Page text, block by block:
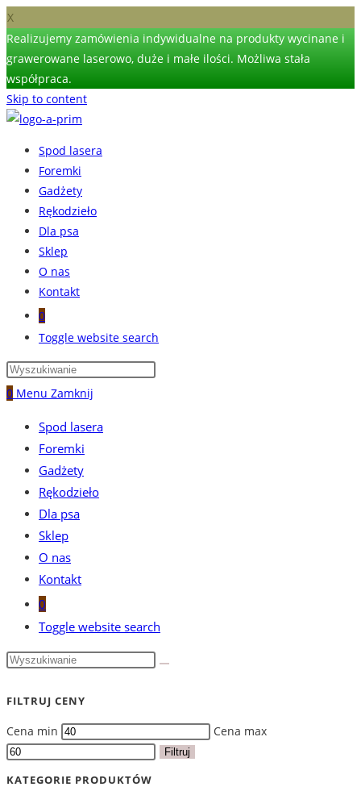
X
Realizujemy zamówienia indywidualne na produkty wycinane i
grawerowane laserowo, duże i małe ilości. Możliwa stała
współpraca.
Skip to content
Spod lasera
Foremki
Gadżety
Rękodzieło
Dla psa
Sklep
O nas
Kontakt
0
Toggle website search
0 Menu Zamknij
Spod lasera
Foremki
Gadżety
Rękodzieło
Dla psa
Sklep
O nas
Kontakt
0
Toggle website search
FILTRUJ CENY
Cena min Cena max
Filtruj
KATEGORIE PRODUKTÓW